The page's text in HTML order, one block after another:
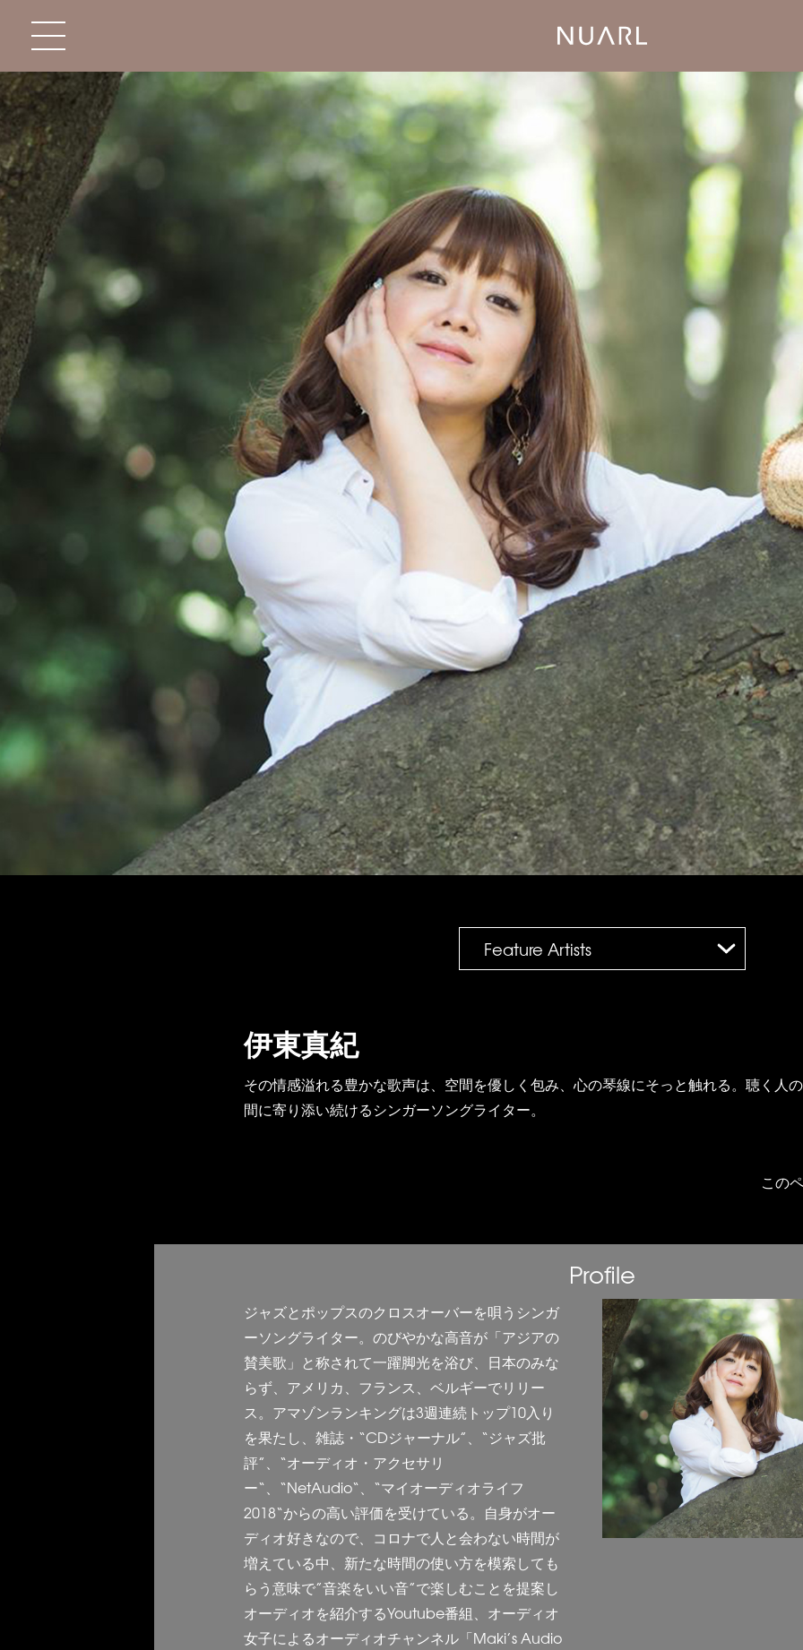
Feature Artists
伊東真紀
その情感溢れる豊かな歌声は、空間を優しく包み、心の琴線にそっと触れる。聴く人
間に寄り添い続けるシンガーソングライター。
この
Profile
ジャズとポップスのクロスオーバーを唄うシンガ
ーソングライター。のびやかな高音が「アジアの
賛美歌」と称されて一躍脚光を浴び、日本のみな
らず、アメリカ、フランス、ベルギーでリリー
ス。アマゾンランキングは3週連続トップ10入り
を果たし、雑誌・“CDジャーナル”、“ジャズ批
評”、“オーディオ・アクセサリ
ー“、“NetAudio“、“マイオーディオライフ
2018“からの高い評価を受けている。自身がオー
ディオ好きなので、コロナで人と会わない時間が
増えている中、新たな時間の使い方を模索しても
らう意味で”音楽をいい音”で楽しむことを提案し
オーディオを紹介するYoutube番組、オーディオ
女子によるオーディオチャンネル「Maki’s Audio